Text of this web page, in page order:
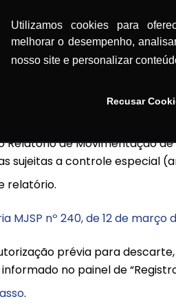
Utilizamos cookies para
melhorar o desempenho,
nosso site e personalizar
Recusar
deve ser em gramas
Pecuária e
Relatório de Movimentação
sujeitas a controle especial
relatório.
MJSP nº 240, de 12 de março
prévia para
no painel de
.